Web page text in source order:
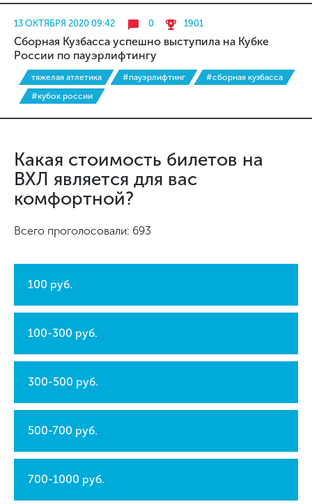
13 ОКТЯБРЯ 2020 09:42 0 1901
Сборная Кузбасса успешно выступила на Кубке
России по пауэрлифтингу
тяжелая атлетика #пауэрлифтинг
#сборная кузбасса
#кубок россии
Какая стоимость билетов на
ВХЛ является для вас
комфортной?
Всего проголосовали: 693
100 руб.
100-300 руб.
300-500 руб.
500-700 руб.
700-1000 руб.